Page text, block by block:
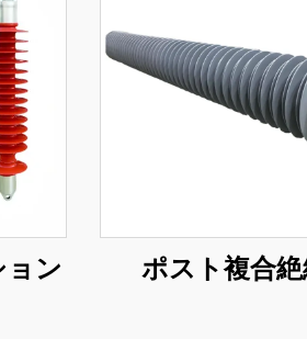
ョン
ポスト複合